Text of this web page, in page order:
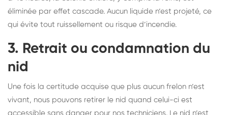
éliminée par effet cascade. Aucun liquide n’est projeté, ce
qui évite tout ruissellement ou risque d’incendie.
3. Retrait ou condamnation du
nid
Une fois la certitude acquise que plus aucun frelon n’est
vivant, nous pouvons retirer le nid quand celui-ci est
accessible sans danger pour nos techniciens. Le nid n’est